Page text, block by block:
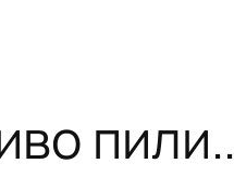
пили..